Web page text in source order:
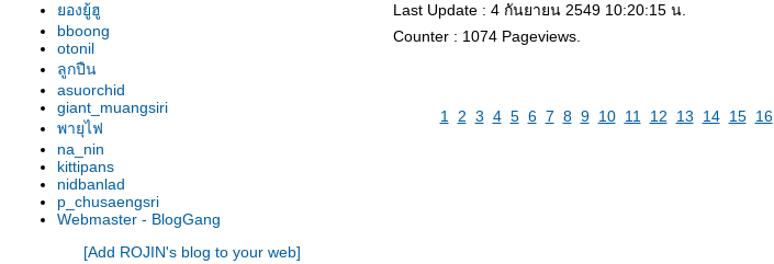
รองเท้านารี เหลืงกระบี่*เกลาโคไฟ
ลุม
รองเท้านารี เหลืองปราจีน*ช่อง
อ่างทองเผือก
รองเท้านารี เหลืองปราจีน
รองเท้านารี เหลืองปราจีน
รองเท้านารี เหลิองตรัง
รองเท้านารี กระบี่ x เกาโค
รองเท้านารี เหลืองตรัง
รองเท้านารี ขาวชุมพร
รองเท้านารี เหลืองปราจีน x ช่อง
องยู้ฮู
bboong
otonil
ลูกปืน
asuorchid
giant_muangsiri
พายุไฟ
na_nin
kittipans
nidbanlad
p_chusaengsri
Webmaster - BlogGang
[Add ROJIN's blog to your web]
Last Update : 4 กันยายน 2549 10:20:15 น.
Counter : 1074 Pageviews.
1 2 3 4 5 6 7 8 9 10 11 12 13 14 15 16